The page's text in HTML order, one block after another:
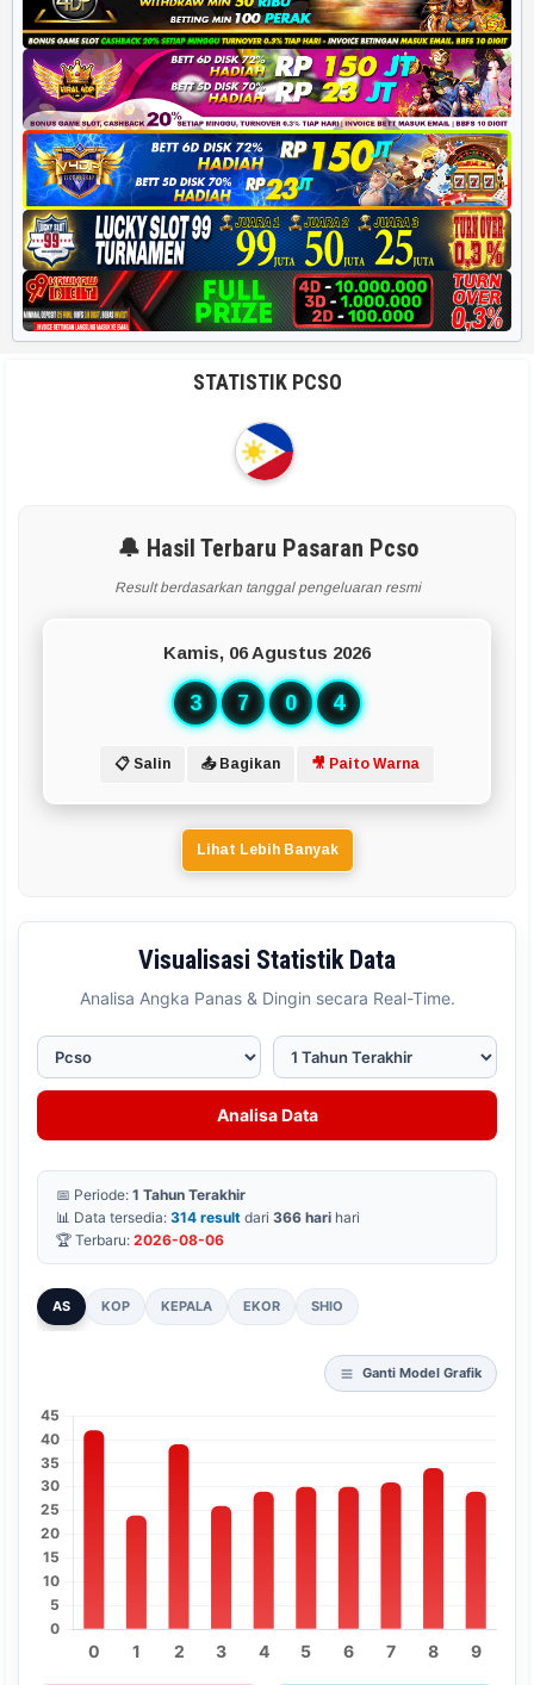
STATISTIK PCSO
🔔 Hasil Terbaru Pasaran Pcso
Result berdasarkan tanggal pengeluaran resmi
Kamis, 06 Agustus 2026
3 7 0 4
📋 Salin 📤 Bagikan 🎥 Paito Warna
Lihat Lebih Banyak
Visualisasi Statistik Data
Analisa Angka Panas & Dingin secara Real-Time.
Analisa Data
📅 Periode: 1 Tahun Terakhir
📊 Data tersedia: 314 result dari 366 hari hari
🏆 Terbaru: 2026-08-06
AS KOP KEPALA EKOR SHIO
Ganti Model Grafik